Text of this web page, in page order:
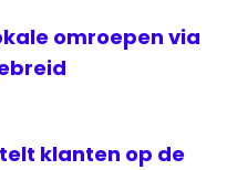
omroepen via
klanten op de